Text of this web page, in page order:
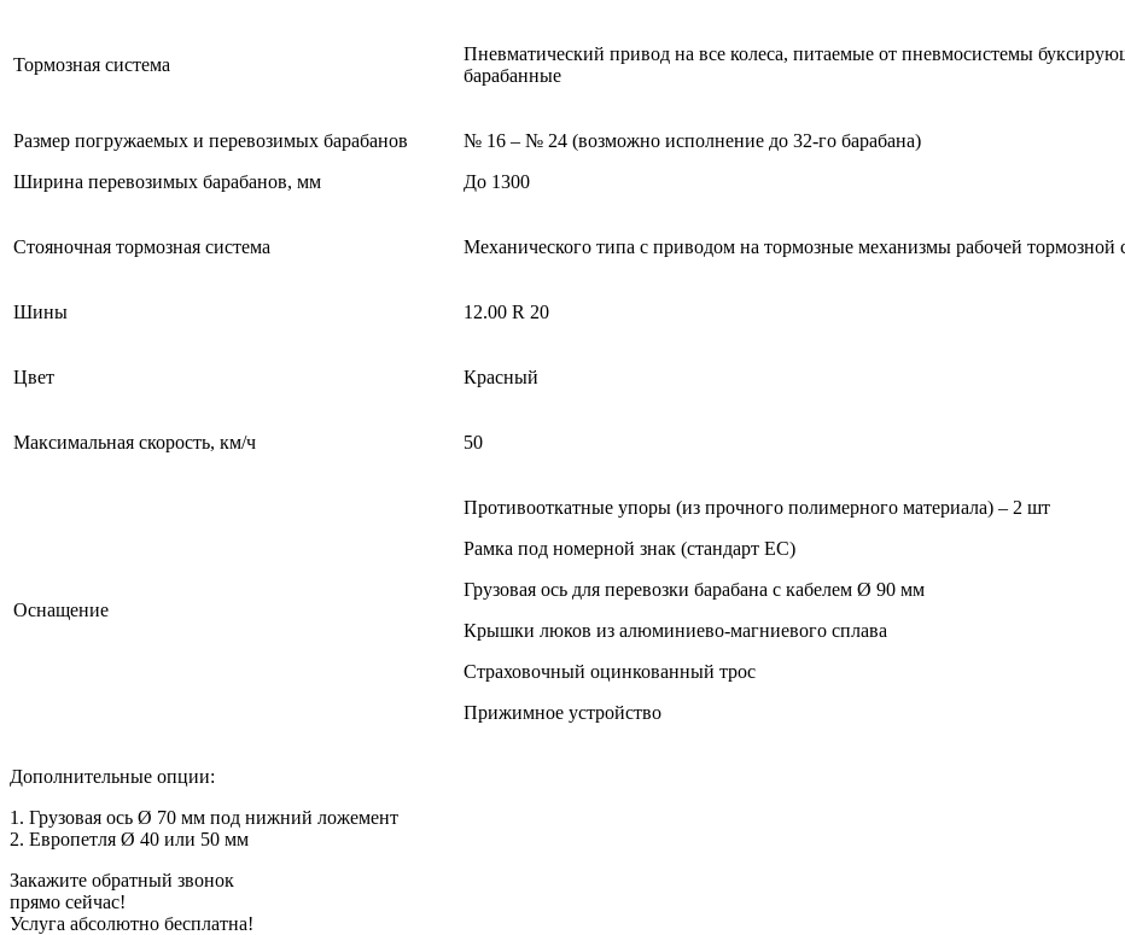
Тормозная система
Пневматический привод на все колеса, питаемые от пневмосистемы
барабанные
Размер погружаемых и перевозимых барабанов
Ширина перевозимых барабанов, мм
№ 16 – № 24 (возможно исполнение до 32-го барабана)
До 1300
Стояночная тормозная система Механического типа с приводом на тормозные механизмы рабочей тормозной
Шины 12.00 R 20
Цвет Красный
Максимальная скорость, км/ч 50
Оснащение
Противооткатные упоры (из прочного полимерного материала) – 2 шт
Рамка под номерной знак (стандарт ЕС)
Грузовая ось для перевозки барабана с кабелем Ø 90 мм
Крышки люков из алюминиево-магниевого сплава
Страховочный оцинкованный трос
Прижимное устройство
Дополнительные опции:
1. Грузовая ось Ø 70 мм под нижний ложемент
2. Европетля Ø 40 или 50 мм
Закажите обратный звонок
прямо сейчас!
Услуга абсолютно бесплатна!